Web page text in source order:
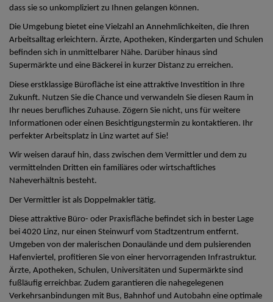
dass sie so unkompliziert zu Ihnen gelangen können.
Die Umgebung bietet eine Vielzahl an Annehmlichkeiten, die Ihren
Arbeitsalltag erleichtern. Ärzte, Apotheken, Kindergarten und Schulen
befinden sich in unmittelbarer Nähe. Darüber hinaus sind
Supermärkte und eine Bäckerei in kurzer Distanz zu erreichen.
Diese erstklassige Bürofläche ist eine attraktive Investition in Ihre
Zukunft. Nutzen Sie die Chance und verwandeln Sie diesen Raum in
Ihr neues berufliches Zuhause. Zögern Sie nicht, uns für weitere
Informationen oder einen Besichtigungstermin zu kontaktieren. Ihr
perfekter Arbeitsplatz in Linz wartet auf Sie!
Wir weisen darauf hin, dass zwischen dem Vermittler und dem zu
vermittelnden Dritten ein familiäres oder wirtschaftliches
Naheverhältnis besteht.
Der Vermittler ist als Doppelmakler tätig.
Diese attraktive Büro- oder Praxisfläche befindet sich in bester Lage
bei 4020 Linz, nur einen Steinwurf vom Stadtzentrum entfernt.
Umgeben von der malerischen Donaulände und dem pulsierenden
Hafenviertel, profitieren Sie von einer hervorragenden Infrastruktur.
Ärzte, Apotheken, Schulen, Universitäten und Supermärkte sind
fußläufig erreichbar. Zudem garantieren die nahegelegenen
Verkehrsanbindungen mit Bus, Bahnhof und Autobahn eine optimale